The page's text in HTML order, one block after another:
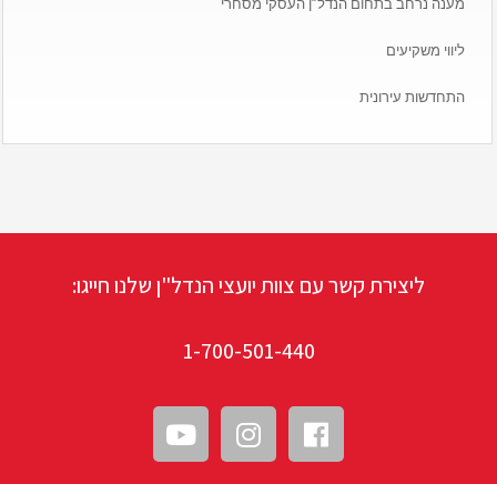
מענה נרחב בתחום הנדל”ן העסקי מסחרי
ליווי משקיעים
התחדשות עירונית
ליצירת קשר עם צוות יועצי הנדל"ן שלנו חייגו:
1-700-501-440